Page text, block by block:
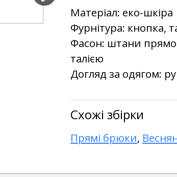
Матеріал: еко-шкіра
Фурнітура: кнопка,
Фасон: штани
талією
Догляд за одягом:
Схожі збірки
Прямі брюки,